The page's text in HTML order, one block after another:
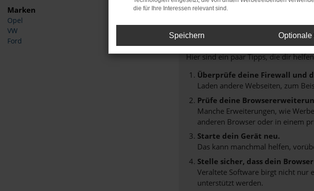
Marken
Opel
VW
Ford
Fehler: Network Error
Beim Laden ist ein Fehler aufgetreten.
Hier sind ein paar Tipps, die dir
Überprüfe deine Firewall und
Laden andere Webseiten, zum
Prüfe deine
Manche Erweiterungen, wie
anderen Browser oder in einem
Starte dein Gerät neu.
Das kann manchmal helfen,
Stelle sicher, dass dein
Veraltete Software birgt nicht nur
unterstützt werden.
die für Ihre Interessen relevant sind.
Speichern